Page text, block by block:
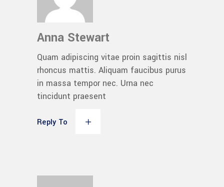
Anna Stewart
Quam adipiscing vitae proin sagittis nisl
rhoncus mattis. Aliquam faucibus purus
in massa tempor nec. Urna nec
tincidunt praesent
Reply To